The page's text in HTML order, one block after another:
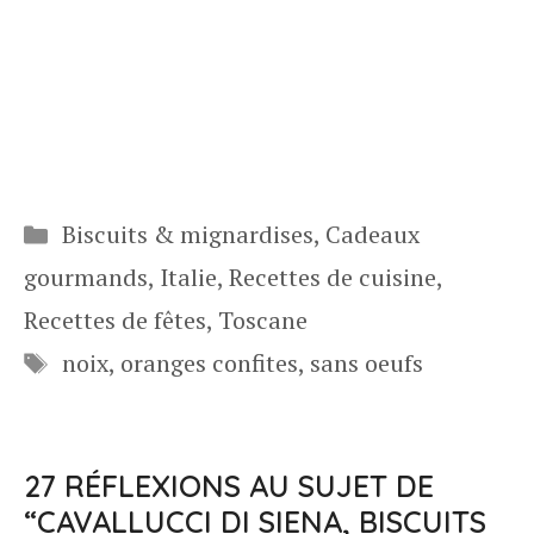
Catégories
Biscuits & mignardises, Cadeaux
gourmands, Italie, Recettes de cuisine,
Recettes de fêtes, Toscane
Étiquettes
noix, oranges confites, sans oeufs
27 RÉFLEXIONS AU SUJET DE
“CAVALLUCCI DI SIENA, BISCUITS